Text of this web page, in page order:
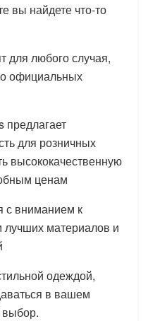
вы найдете что-то
для любого случая,
официальных
предлагает
для розничных
высококачественную
ценам
с вниманием к
лучших материалов и
одеждой,
в вашем